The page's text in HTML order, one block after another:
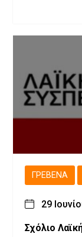
ΓΡΕΒΕΝΆ
29
Σχόλιο